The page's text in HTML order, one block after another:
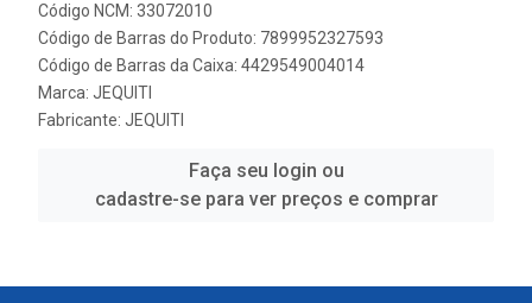
Código NCM: 33072010
Código de Barras do Produto: 7899952327593
Código de Barras da Caixa: 4429549004014
Marca: JEQUITI
Fabricante: JEQUITI
Faça seu login ou
cadastre-se para ver preços e comprar